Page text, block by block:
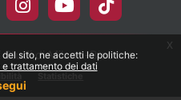
sito, ne accetti le politiche:
trattamento dei dati
x
di Milano-Bicocca